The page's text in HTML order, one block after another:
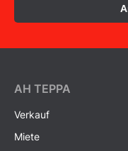
AH ТEPPA
Verkauf
Miete